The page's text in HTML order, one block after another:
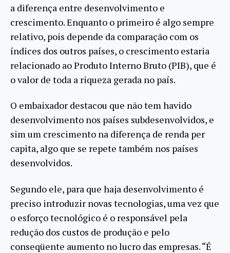
a diferença entre desenvolvimento e
crescimento. Enquanto o primeiro é algo sempre
relativo, pois depende da comparação com os
índices dos outros países, o crescimento estaria
relacionado ao Produto Interno Bruto (PIB), que é
o valor de toda a riqueza gerada no país.
O embaixador destacou que não tem havido
desenvolvimento nos países subdesenvolvidos, e
sim um crescimento na diferença de renda per
capita, algo que se repete também nos países
desenvolvidos.
Segundo ele, para que haja desenvolvimento é
preciso introduzir novas tecnologias, uma vez que
o esforço tecnológico é o responsável pela
redução dos custos de produção e pelo
conseqüente aumento no lucro das empresas. “É